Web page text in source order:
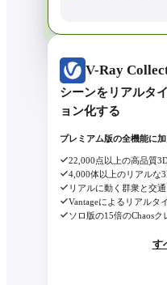
V-Ray
シーンをリアルタ
ョン化する
プレミアム版の全機能に加
22,000点以上の高品質
4,000体以上のリアルな
リアルに動く群衆と交通
Vantageによるリアルタ
ソロ版の15倍のChaosク
す